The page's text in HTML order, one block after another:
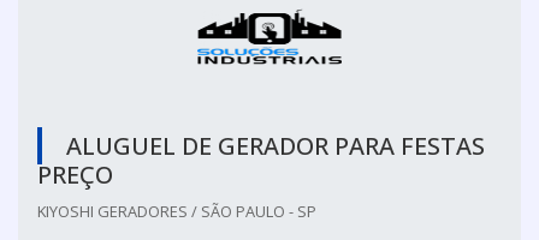
ALUGUEL DE GERADOR PARA FESTAS
PREÇO
KIYOSHI GERADORES / SÃO PAULO - SP